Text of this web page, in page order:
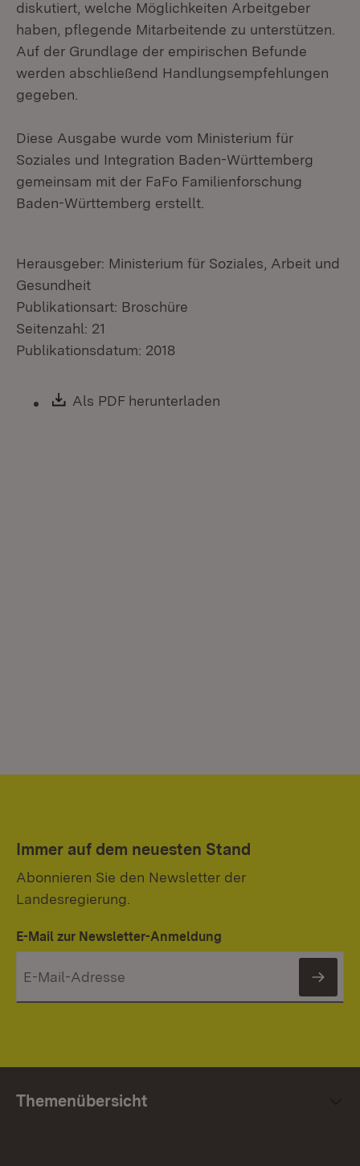
diskutiert, welche Möglichkeiten Arbeitgeber
haben, pflegende Mitarbeitende zu unterstützen.
Auf der Grundlage der empirischen Befunde
werden abschließend Handlungsempfehlungen
gegeben.
Diese Ausgabe wurde vom Ministerium für
Soziales und Integration Baden-Württemberg
gemeinsam mit der FaFo Familienforschung
Baden-Württemberg erstellt.
Herausgeber: Ministerium für Soziales, Arbeit und
Gesundheit
Publikationsart: Broschüre
Seitenzahl: 21
Publikationsdatum: 2018
Download:
Als PDF herunterladen
Immer auf dem neuesten Stand
Abonnieren Sie den Newsletter der
Landesregierung.
E-Mail zur Newsletter-Anmeldung
Themenübersicht